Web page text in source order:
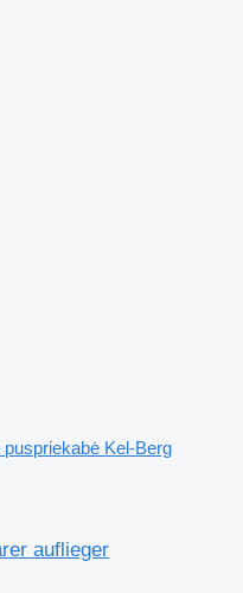
puspriekabė Kel-Berg
auflieger